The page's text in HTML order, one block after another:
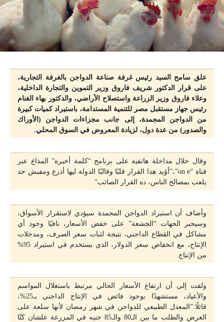
علق سامح السيد رئيس غرفة صناعة الدواجن بالغرفة التجارية،
على قرار الدكتور شريف فاروق وزير التموين والتجارة الداخلية،
وعلاء فاروق وزير الزراعة واستصلاح الأراضي، والدكتور بهاء الغنام
رئيس جهاز مستقبل مصر للتنمية المستدامة، باستيراد كميات كبيرة
من الدواجن المجمدة، إلى جانب مجزاءات الدواجن (الأوراك
والصدور) من عدة دول، لزيادة المعروض في السوق المحلي.
وقال خلال مداخلة هاتفية على برنامج “كلمة أخيرة” المذاع عبر
قناة “on e”،”أؤيد هذا القرار قلبًا وقالبًا الدولة ليها أذرع ومفيش حد
يلعب بمصالح الناس، ده القرار الصائب”.
وأضاف أن استيراد الدواجن المجمدة سيؤدي لاستقرار الأسواق،
وسيجبر الجهات “الجشعة” على خفض الأسعار، نافيًا وجود أي
مشاكل في القطاع الداجني، نتيجة لثبات سعر الصرف، ومدخلات
الإنتاج، مع انخفاض سعر الدولار، الذي يستخدم في استيراد 95%
من الإنتاج.
ولفت إلى أن ارتفاع الأسعار الحالي مرتبط باستغلال المواسم
والأعياد، مستشهدًا بوجود فائض في الإنتاج الداجني بـ25%،
قائلًا:”المعدل الطبيعي للدواجن في شهر رمضان لأنها سلعة على
العرض والطلب ما بين الـ80 والـ85 جنيه في المزرعة علشان كنّا